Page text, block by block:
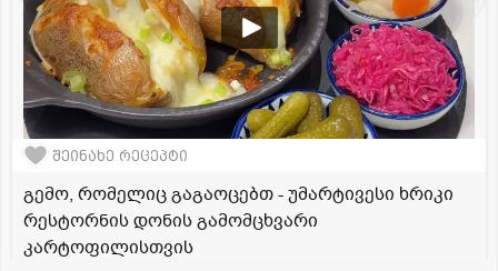
შეინახე რეცეპტი
გემო, რომელიც გაგაოცებთ - უმარტივესი ხრიკი
რესტორნის დონის გამომცხვარი
კარტოფილისთვის